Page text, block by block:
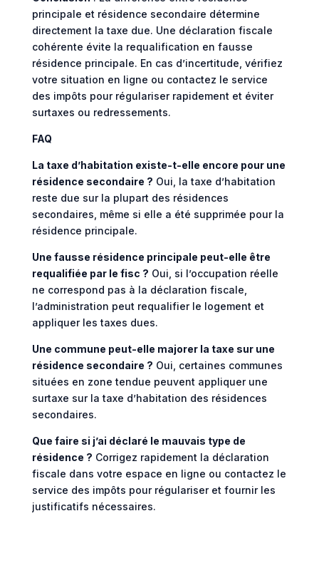
principale et résidence secondaire détermine
directement la taxe due. Une déclaration fiscale
cohérente évite la requalification en fausse
résidence principale. En cas d’incertitude, vérifiez
votre situation en ligne ou contactez le service
des impôts pour régulariser rapidement et éviter
surtaxes ou redressements.
FAQ
La taxe d’habitation existe-t-elle encore pour une
résidence secondaire ? Oui, la taxe d’habitation
reste due sur la plupart des résidences
secondaires, même si elle a été supprimée pour la
résidence principale.
Une fausse résidence principale peut-elle être
requalifiée par le fisc ? Oui, si l’occupation réelle
ne correspond pas à la déclaration fiscale,
l’administration peut requalifier le logement et
appliquer les taxes dues.
Une commune peut-elle majorer la taxe sur une
résidence secondaire ? Oui, certaines communes
situées en zone tendue peuvent appliquer une
surtaxe sur la taxe d’habitation des résidences
secondaires.
Que faire si j’ai déclaré le mauvais type de
résidence ? Corrigez rapidement la déclaration
fiscale dans votre espace en ligne ou contactez le
service des impôts pour régulariser et fournir les
justificatifs nécessaires.